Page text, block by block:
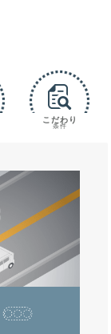
こだわり
条件